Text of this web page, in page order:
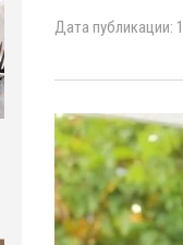
Дата публикации: